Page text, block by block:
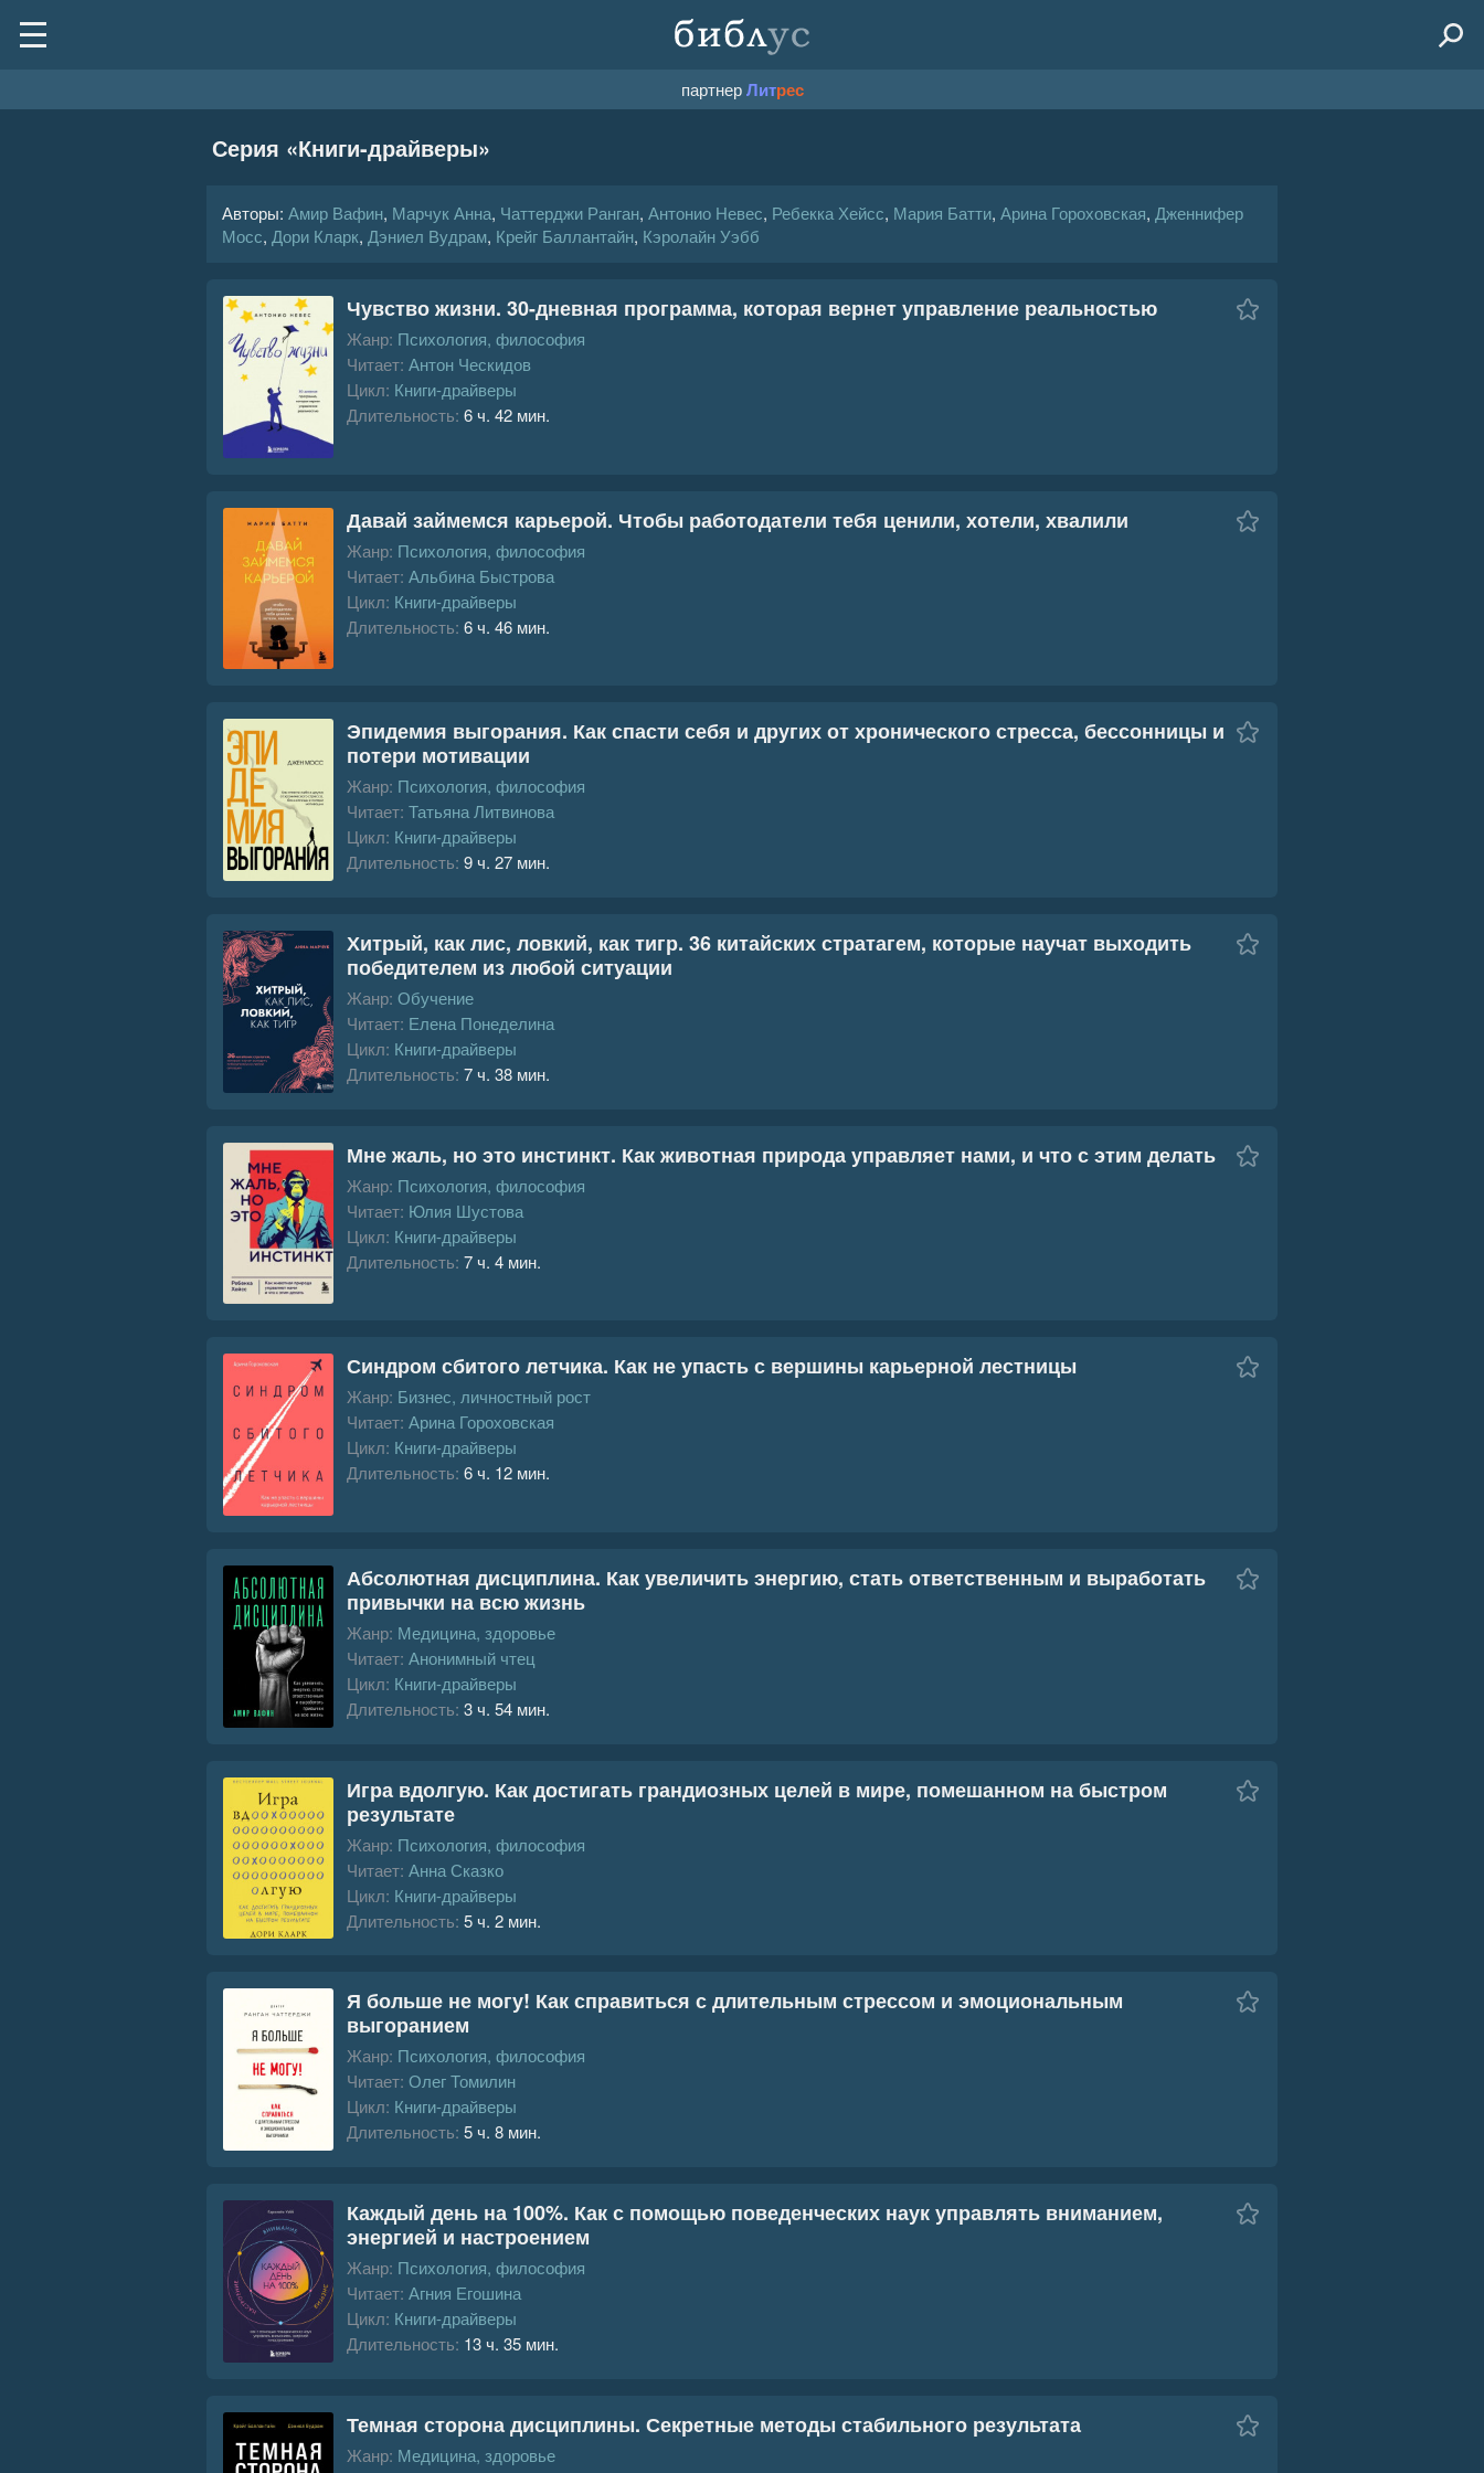
партнерЛитрес
Серия «Книги-драйверы»
Авторы: Амир Вафин, Марчук Анна, Чаттерджи Ранган, Антонио Невес, Ребекка Хейсс, Мария Батти, Арина Гороховская, Дженнифер
Мосс, Дори Кларк, Дэниел Вудрам, Крейг Баллантайн, Кэролайн Уэбб
Чувство жизни. 30-дневная программа, которая вернет управление реальностью
Жанр: Психология, философия
Читает: Антон Ческидов
Цикл: Книги-драйверы
Длительность: 6 ч. 42 мин.
Давай займемся карьерой. Чтобы работодатели тебя ценили, хотели, хвалили
Жанр: Психология, философия
Читает: Альбина Быстрова
Цикл: Книги-драйверы
Длительность: 6 ч. 46 мин.
Эпидемия выгорания. Как спасти себя и других от хронического стресса, бессонницы и
потери мотивации
Жанр: Психология, философия
Читает: Татьяна Литвинова
Цикл: Книги-драйверы
Длительность: 9 ч. 27 мин.
Хитрый, как лис, ловкий, как тигр. 36 китайских стратагем, которые научат выходить
победителем из любой ситуации
Жанр: Обучение
Читает: Елена Понеделина
Цикл: Книги-драйверы
Длительность: 7 ч. 38 мин.
Мне жаль, но это инстинкт. Как животная природа управляет нами, и что с этим делать
Жанр: Психология, философия
Читает: Юлия Шустова
Цикл: Книги-драйверы
Длительность: 7 ч. 4 мин.
Синдром сбитого летчика. Как не упасть с вершины карьерной лестницы
Жанр: Бизнес, личностный рост
Читает: Арина Гороховская
Цикл: Книги-драйверы
Длительность: 6 ч. 12 мин.
Абсолютная дисциплина. Как увеличить энергию, стать ответственным и выработать
привычки на всю жизнь
Жанр: Медицина, здоровье
Читает: Анонимный чтец
Цикл: Книги-драйверы
Длительность: 3 ч. 54 мин.
Игра вдолгую. Как достигать грандиозных целей в мире, помешанном на быстром
результате
Жанр: Психология, философия
Читает: Анна Сказко
Цикл: Книги-драйверы
Длительность: 5 ч. 2 мин.
Я больше не могу! Как справиться с длительным стрессом и эмоциональным
выгоранием
Жанр: Психология, философия
Читает: Олег Томилин
Цикл: Книги-драйверы
Длительность: 5 ч. 8 мин.
Каждый день на 100%. Как с помощью поведенческих наук управлять вниманием,
энергией и настроением
Жанр: Психология, философия
Читает: Агния Егошина
Цикл: Книги-драйверы
Длительность: 13 ч. 35 мин.
Темная сторона дисциплины. Секретные методы стабильного результата
Жанр: Медицина, здоровье